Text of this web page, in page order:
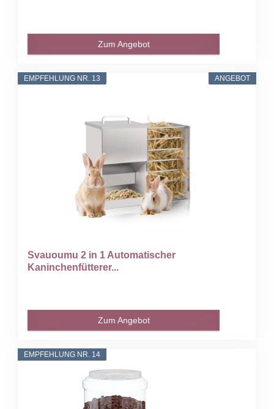
Zum Angebot
ANGEBOT
EMPFEHLUNG NR. 13
Svauoumu 2 in 1 Automatischer
Kaninchenfütterer...
Zum Angebot
EMPFEHLUNG NR. 14